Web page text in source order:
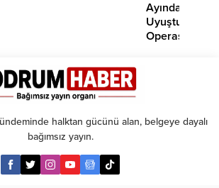
Ayında
Uyuşturucu
Operasyonu:
halktan gücünü alan, belgeye dayalı
bağımsız yayın.